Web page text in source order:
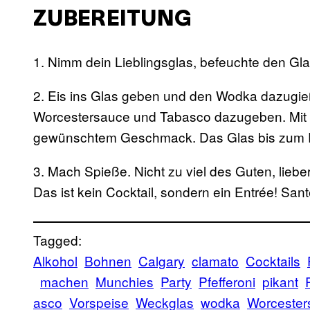
ZUBEREITUNG
1. Nimm dein Lieblingsglas, befeuchte den
2. Eis ins Glas geben und den Wodka
Worcestersauce und Tabasco dazugeben.
gewünschtem Geschmack. Das Glas bis zum
3. Mach Spieße. Nicht zu viel des Guten,
Das ist kein Cocktail, sondern ein Entrée!
Tagged:
Alkohol Bohnen Calgary clamato Cocktails
machen Munchies Party Pfefferoni pikant
asco Vorspeise Weckglas wodka